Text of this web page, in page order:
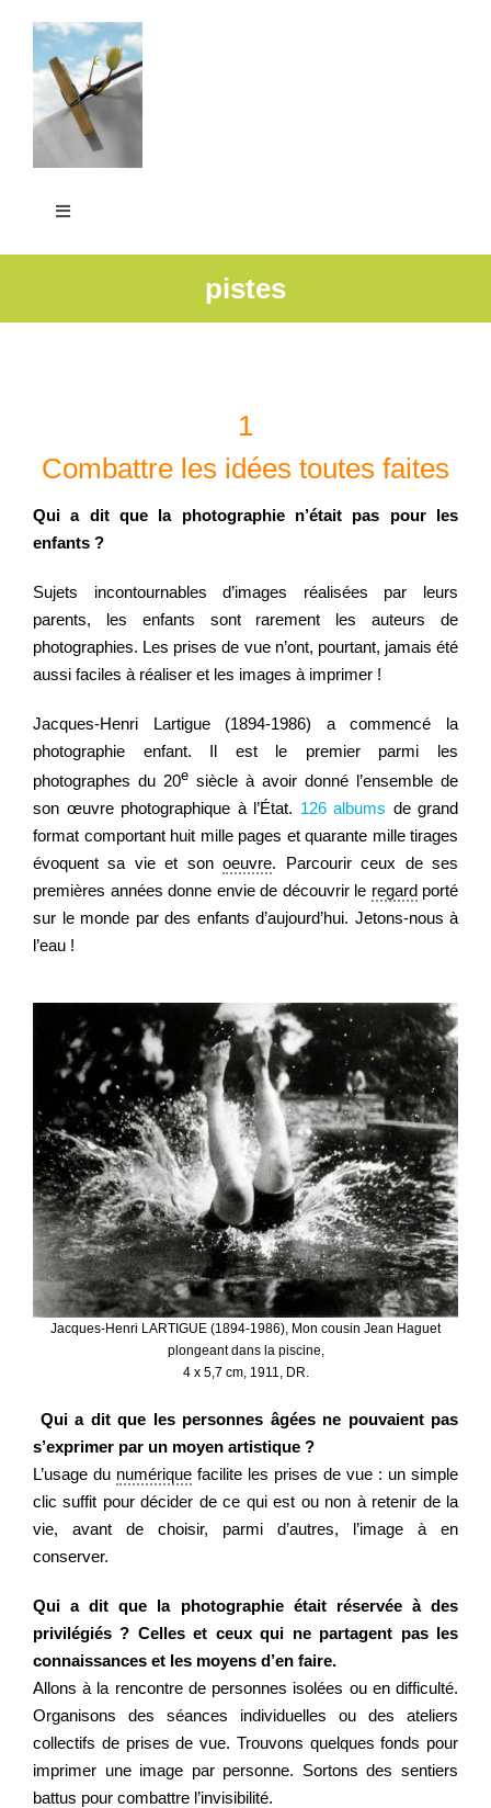
contenu
Toggle
Informer
pistes
1
Combattre les idées toutes faites
Qui a dit que la photographie n’était pas pour les
enfants ?
Sujets incontournables d’images réalisées par leurs
parents, les enfants sont rarement les auteurs de
photographies. Les prises de vue n’ont, pourtant, jamais été
aussi faciles à réaliser et les images à imprimer !
Jacques-Henri Lartigue (1894-1986) a commencé la
photographie enfant. Il est le premier parmi les
photographes du 20e siècle à avoir donné l’ensemble de
son œuvre photographique à l’État. 126 albums de grand
format comportant huit mille pages et quarante mille tirages
évoquent sa vie et sonoeuvre. Parcourir ceux de ses
premières années donne envie de découvrir le regardporté
sur le monde par des enfants d’aujourd’hui. Jetons-nous à
l’eau !
Jacques-Henri LARTIGUE (1894-1986), Mon cousin Jean Haguet
plongeant dans la piscine,
4 x 5,7 cm, 1911, DR.
Qui a dit que les personnes âgées ne pouvaient pas
s’exprimer par un moyen artistique ?
L’usage du numérique facilite les prises de vue : un simple
clic suffit pour décider de ce qui est ou non à retenir de la
vie, avant de choisir, parmi d’autres, l’image à en
conserver.
Qui a dit que la photographie était réservée à des
privilégiés ? Celles et ceux qui ne partagent pas les
connaissances et les moyens d’en faire.
Allons à la rencontre de personnes isolées ou en difficulté.
Organisons des séances individuelles ou des ateliers
collectifs de prises de vue. Trouvons quelques fonds pour
imprimer une image par personne. Sortons des sentiers
battus pour combattre l’invisibilité.